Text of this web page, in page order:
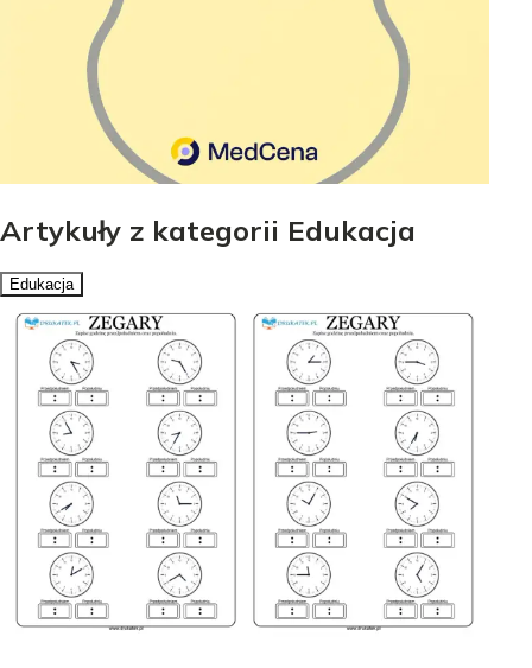
Artykuły z kategorii Edukacja
Edukacja